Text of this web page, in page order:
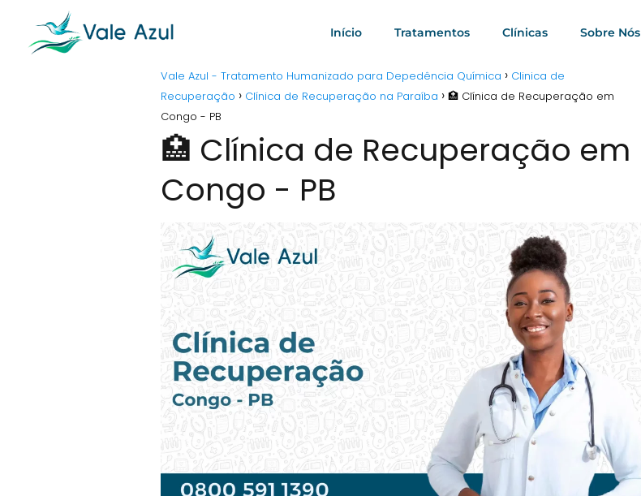
Início Tratamentos Clínicas Sobre Nós
Vale Azul - Tratamento Humanizado para Depedência Química
Clinica de
Recuperação
Clínica de Recuperação na Paraíba
🏥 Clínica de Recuperação em
Congo - PB
🏥 Clínica de Recuperação em
Congo - PB